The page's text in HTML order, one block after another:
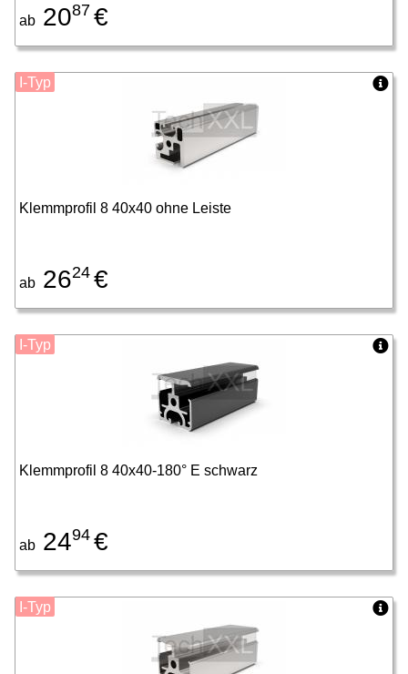
ab 2087 €
Klemmprofil 8 40x40 ohne Leiste
ab 2624 €
I-Typ
Klemmprofil 8 40x40-180° E schwarz
ab 2494 €
I-Typ
I-Typ